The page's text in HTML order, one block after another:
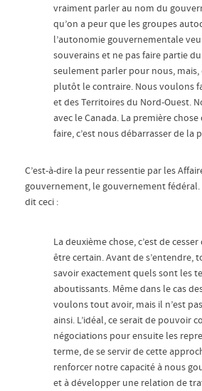
vraiment parler au nom du
qu’on a peur que les groupes
l’autonomie gouvernementale
souverains et ne pas faire partie
seulement parler pour nous, mais,
plutôt le contraire. Nous voulons
et des Territoires du Nord-Ouest.
avec le Canada. La première
faire, c’est nous débarrasser de la
C’est-à-dire la peur ressentie par les
gouvernement, le gouvernement fédéral.
dit ceci :
La deuxième chose, c’est de
être certain. Avant de s’entendre,
savoir exactement quels sont les
aboutissants. Même dans le cas
voulons tout avoir, mais il n’est
ainsi. L’idéal, ce serait de pouvoir
négociations pour ensuite les
terme, de se servir de cette
renforcer notre capacité à nous
et à développer une relation de